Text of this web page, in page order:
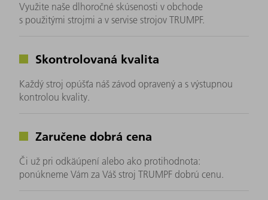
Využite naše dlhoročné skúsenosti v obchode
s použitými strojmi a v servise strojov TRUMPF.
Skontrolovaná kvalita
Každý stroj opúšťa náš závod opravený a s výstupnou
kontrolou kvality.
Zaručene dobrá cena
Či už pri odkäúpení alebo ako protihodnota:
ponúkneme Vám za Váš stroj TRUMPF dobrú cenu.